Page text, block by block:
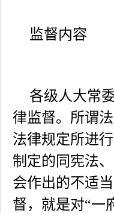
监督内容
各级人大常
律监督。所谓
法律规定所进
制定的同宪法
会作出的不适
督，就是对“一